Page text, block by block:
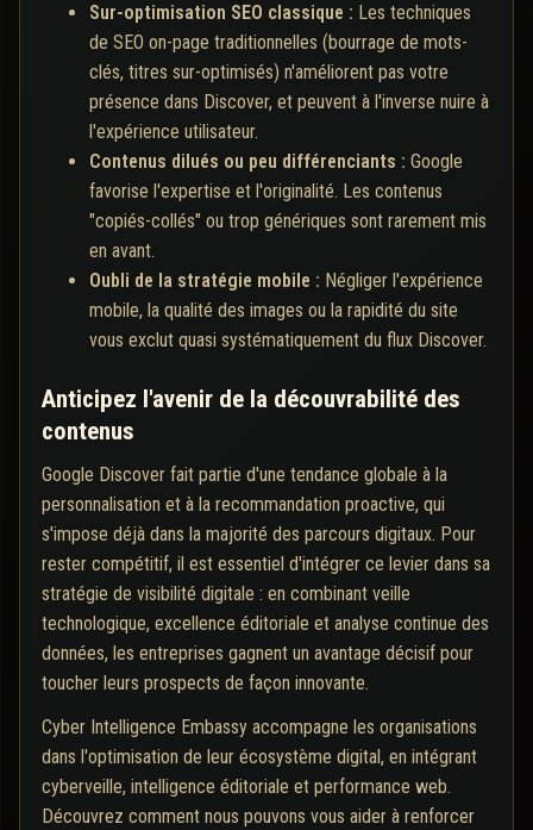
Sur-optimisation SEO classique : Les techniques
de SEO on-page traditionnelles (bourrage de mots-
clés, titres sur-optimisés) n'améliorent pas votre
présence dans Discover, et peuvent à l'inverse nuire à
l'expérience utilisateur.
Contenus dilués ou peu différenciants : Google
favorise l'expertise et l'originalité. Les contenus
"copiés-collés" ou trop génériques sont rarement mis
en avant.
Oubli de la stratégie mobile : Négliger l'expérience
mobile, la qualité des images ou la rapidité du site
vous exclut quasi systématiquement du flux Discover.
Anticipez l'avenir de la découvrabilité des
contenus
Google Discover fait partie d'une tendance globale à la
personnalisation et à la recommandation proactive, qui
s'impose déjà dans la majorité des parcours digitaux. Pour
rester compétitif, il est essentiel d'intégrer ce levier dans sa
stratégie de visibilité digitale : en combinant veille
technologique, excellence éditoriale et analyse continue des
données, les entreprises gagnent un avantage décisif pour
toucher leurs prospects de façon innovante.
Cyber Intelligence Embassy accompagne les organisations
dans l'optimisation de leur écosystème digital, en intégrant
cyberveille, intelligence éditoriale et performance web.
Découvrez comment nous pouvons vous aider à renforcer